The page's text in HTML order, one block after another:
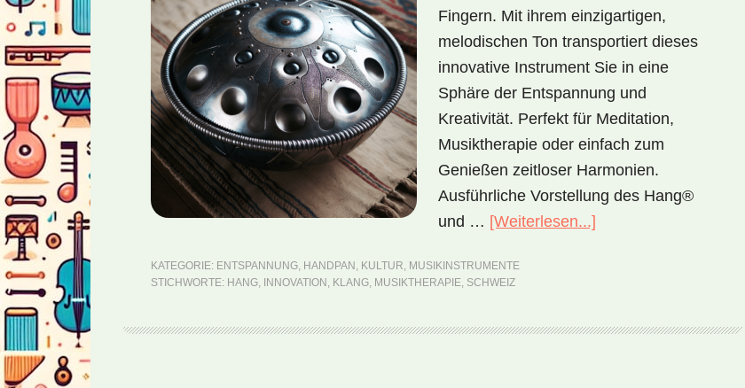
Fingern. Mit ihrem einzigartigen,
melodischen Ton transportiert dieses
innovative Instrument Sie in eine
Sphäre der Entspannung und
Kreativität. Perfekt für Meditation,
Musiktherapie oder einfach zum
Genießen zeitloser Harmonien.
Ausführliche Vorstellung des Hang®
und … [Weiterlesen...]
des
KATEGORIE: ENTSPANNUNG, HANDPAN , KULTUR, MUSIKINSTRUMENTE
STICHWORTE: HANG, INNOVATION , KLANG, MUSIKTHERAPIE, SCHWEIZ